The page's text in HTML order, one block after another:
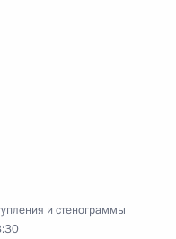
и стенограммы